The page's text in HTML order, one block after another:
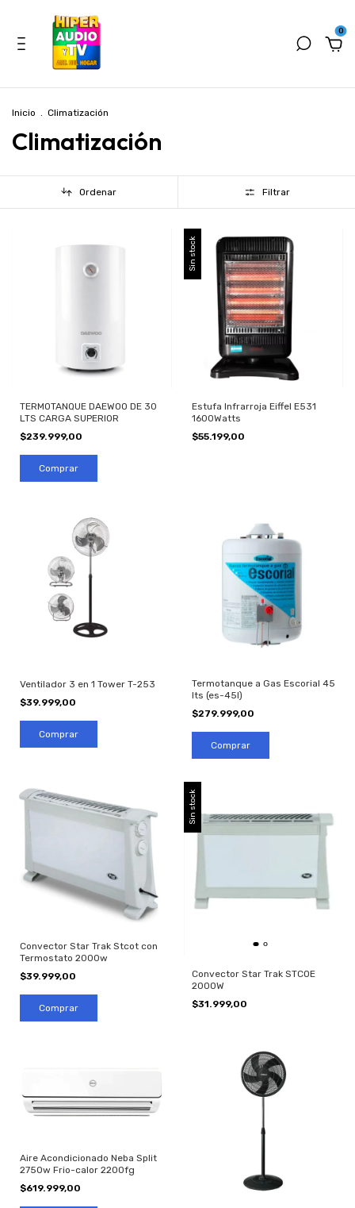
0
Inicio . Climatización
Climatización
Ordenar Filtrar
TERMOTANQUE DAEWOO DE 30
LTS CARGA SUPERIOR
$239.999,00
Sin stock
Estufa Infrarroja Eiffel E531
1600Watts
$55.199,00
Ventilador 3 en 1 Tower T-253
$39.999,00
Termotanque a Gas Escorial 45
lts (es-45l)
$279.999,00
Convector Star Trak Stcot con
Termostato 2000w
$39.999,00
Sin stock
Convector Star Trak STCOE
2000W
$31.999,00
Aire Acondicionado Neba Split
2750w Frio-calor 2200fg
$619.999,00